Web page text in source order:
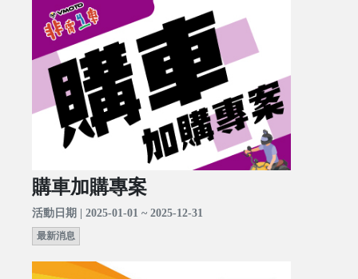
購車加購專案
活動日期 | 2025-01-01 ~ 2025-12-31
最新消息